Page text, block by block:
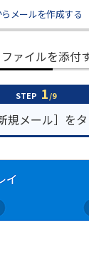
り
サポ
お客さ
覧
メールを作成する
ァイルを添付
STEP 1/9
規メール］をタ